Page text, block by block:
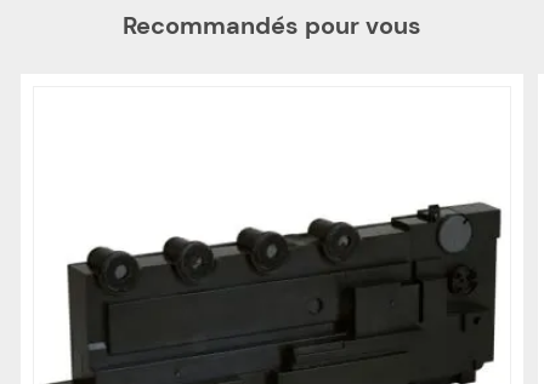
Recommandés pour vous